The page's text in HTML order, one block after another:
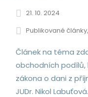
21. 10. 2024
Publikované články
Článek na téma
obchodních podílů,
zákona o dani z
JUDr. Nikol Labuťová.